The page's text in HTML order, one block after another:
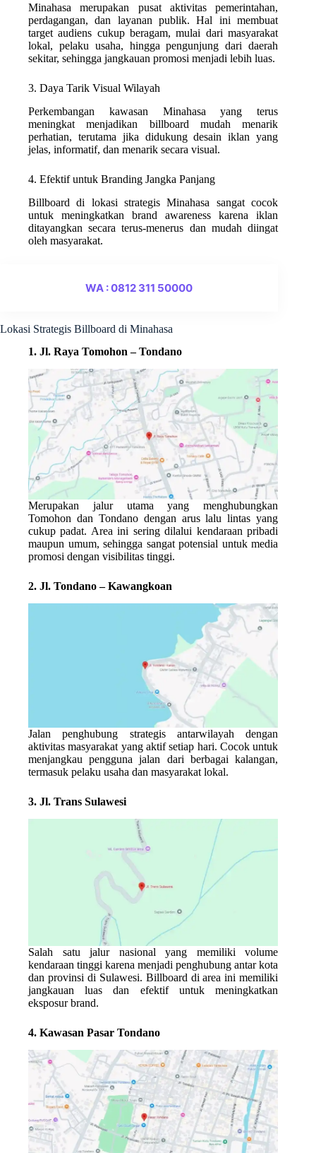
Minahasa merupakan pusat aktivitas pemerintahan,
perdagangan, dan layanan publik. Hal ini membuat
target audiens cukup beragam, mulai dari masyarakat
lokal, pelaku usaha, hingga pengunjung dari daerah
sekitar, sehingga jangkauan promosi menjadi lebih luas.
3. Daya Tarik Visual Wilayah
Perkembangan kawasan Minahasa yang terus
meningkat menjadikan billboard mudah menarik
perhatian, terutama jika didukung desain iklan yang
jelas, informatif, dan menarik secara visual.
4. Efektif untuk Branding Jangka Panjang
Billboard di lokasi strategis Minahasa sangat cocok
untuk meningkatkan brand awareness karena iklan
ditayangkan secara terus-menerus dan mudah diingat
oleh masyarakat.
WA : 0812 311 50000
Lokasi Strategis Billboard di Minahasa
1. Jl. Raya Tomohon – Tondano
Merupakan jalur utama yang menghubungkan
Tomohon dan Tondano dengan arus lalu lintas yang
cukup padat. Area ini sering dilalui kendaraan pribadi
maupun umum, sehingga sangat potensial untuk media
promosi dengan visibilitas tinggi.
2. Jl. Tondano – Kawangkoan
Jalan penghubung strategis antarwilayah dengan
aktivitas masyarakat yang aktif setiap hari. Cocok untuk
menjangkau pengguna jalan dari berbagai kalangan,
termasuk pelaku usaha dan masyarakat lokal.
3. Jl. Trans Sulawesi
Salah satu jalur nasional yang memiliki volume
kendaraan tinggi karena menjadi penghubung antar kota
dan provinsi di Sulawesi. Billboard di area ini memiliki
jangkauan luas dan efektif untuk meningkatkan
eksposur brand.
4. Kawasan Pasar Tondano